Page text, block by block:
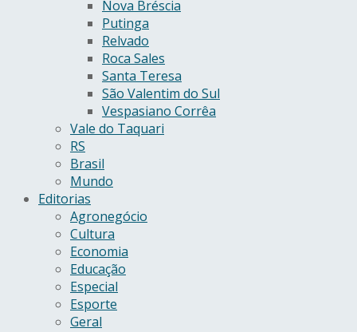
Nova Bréscia
Putinga
Relvado
Roca Sales
Santa Teresa
São Valentim do Sul
Vespasiano Corrêa
Vale do Taquari
RS
Brasil
Mundo
Editorias
Agronegócio
Cultura
Economia
Educação
Especial
Esporte
Geral